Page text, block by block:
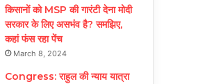
किसानों को MSP की गारंटी देना मोदी
सरकार के लिए असभंव है? समझिए,
कहां फंस रहा पेंच
March 8, 2024
Congress: राहुल की न्याय यात्रा